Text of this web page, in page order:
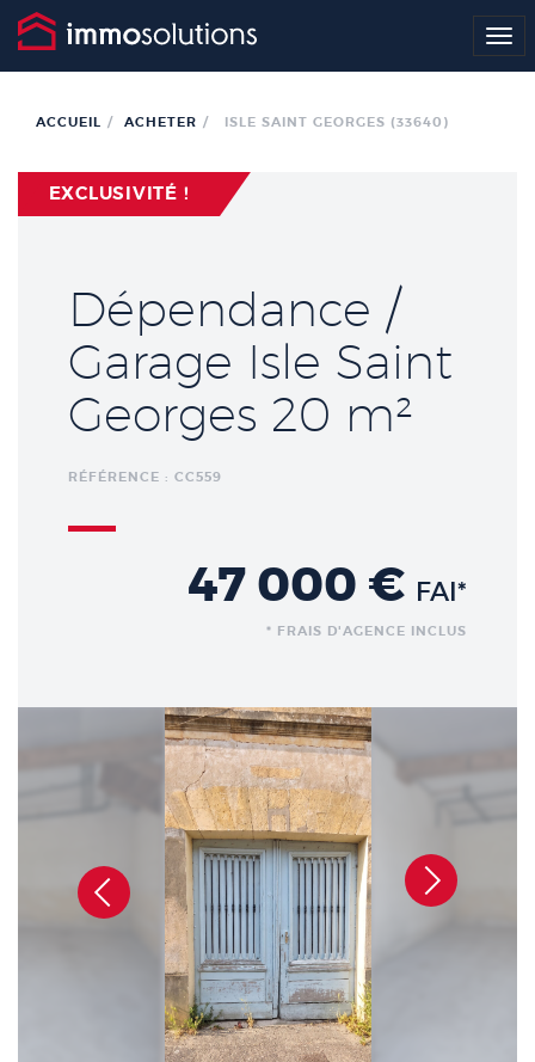
ACCUEIL ACHETER ISLE SAINT GEORGES (33640)
EXCLUSIVITÉ !
Dépendance /
Garage Isle Saint
Georges 20 m²
RÉFÉRENCE : CC559
47 000 € FAI*
* FRAIS D'AGENCE INCLUS